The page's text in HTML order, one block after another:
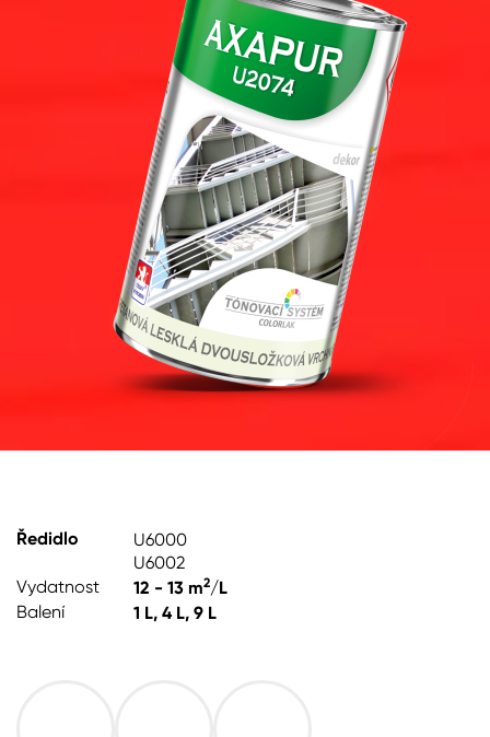
+420 800 145 555Po – Pá: 8:00–15:00
Slovensko Polsko Worldwide
Ředidla, tužidla, čističe, technické
kapaliny
Ředidlo
U6000
U6002
Vydatnost
12 - 13 m2/L
Balení
1 L, 4 L, 9 L